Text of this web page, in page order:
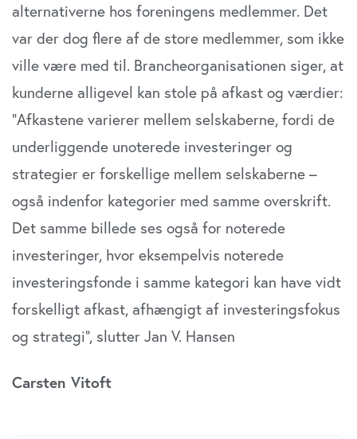
alternativerne hos foreningens medlemmer. Det
var der dog flere af de store medlemmer, som ikke
ville være med til. Brancheorganisationen siger, at
kunderne alligevel kan stole på afkast og værdier:
”Afkastene varierer mellem selskaberne, fordi de
underliggende unoterede investeringer og
strategier er forskellige mellem selskaberne –
også indenfor kategorier med samme overskrift.
Det samme billede ses også for noterede
investeringer, hvor eksempelvis noterede
investeringsfonde i samme kategori kan have vidt
forskelligt afkast, afhængigt af investeringsfokus
og strategi”, slutter Jan V. Hansen
Carsten Vitoft